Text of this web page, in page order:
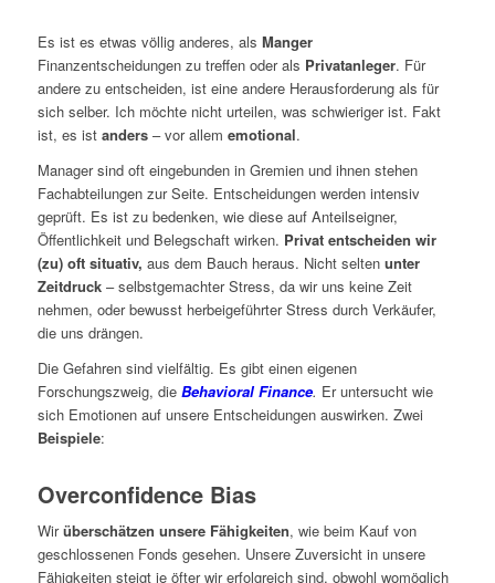
Es ist es etwas völlig anderes, als Manger
Finanzentscheidungen zu treffen oder als Privatanleger. Für
andere zu entscheiden, ist eine andere Herausforderung als für
sich selber. Ich möchte nicht urteilen, was schwieriger ist. Fakt
ist, es ist anders– vor allem emotional.
Manager sind oft eingebunden in Gremien und ihnen stehen
Fachabteilungen zur Seite. Entscheidungen werden intensiv
geprüft. Es ist zu bedenken, wie diese auf Anteilseigner,
Öffentlichkeit und Belegschaft wirken. Privat entscheiden wir
(zu) oft situativ, aus dem Bauch heraus. Nicht selten unter
Zeitdruck– selbstgemachter Stress, da wir uns keine Zeit
nehmen, oder bewusst herbeigeführter Stress durch Verkäufer,
die uns drängen.
Die Gefahren sind vielfältig. Es gibt einen eigenen
Forschungszweig, die Behavioral Finance. Er untersucht wie
sich Emotionen auf unsere Entscheidungen auswirken. Zwei
Beispiele:
Overconfidence Bias
Wirüberschätzen unsere Fähigkeiten, wie beim Kauf von
geschlossenen Fonds gesehen. Unsere Zuversicht in unsere
Fähigkeiten steigt je öfter wir erfolgreich sind, obwohl womöglich